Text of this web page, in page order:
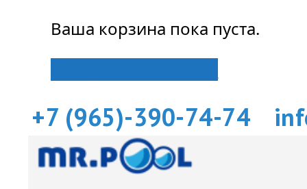
Ваша корзина пока пуста.
+7 (965)-390-74-74